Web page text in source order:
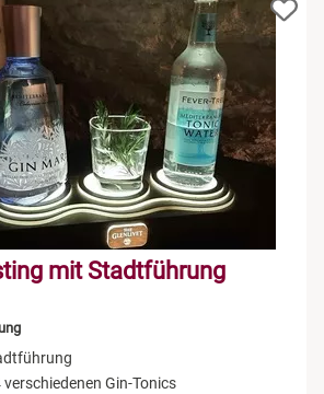
mit Stadtführung
Gin-Tonics